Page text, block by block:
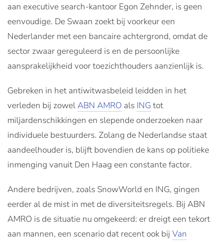
aan executive search-kantoor Egon Zehnder, is geen
eenvoudige. De Swaan zoekt bij voorkeur een
Nederlander met een bancaire achtergrond, omdat de
sector zwaar gereguleerd is en de persoonlijke
aansprakelijkheid voor toezichthouders aanzienlijk is.
Gebreken in het antiwitwasbeleid leidden in het
verleden bij zowelABN AMRO als ING tot
miljardenschikkingen en slepende onderzoeken naar
individuele bestuurders. Zolang de Nederlandse staat
aandeelhouder is, blijft bovendien de kans op politieke
inmenging vanuit Den Haag een constante factor.
Andere bedrijven, zoals SnowWorld en ING, gingen
eerder al de mist in met de diversiteitsregels. Bij ABN
AMRO is de situatie nu omgekeerd: er dreigt een tekort
aan mannen, een scenario dat recent ook bij Van